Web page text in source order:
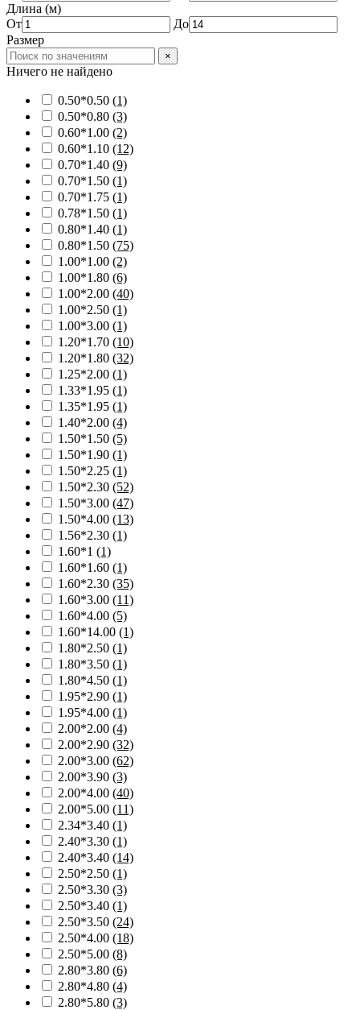
Длина (м)
От
До
Размер
×
Ничего не найдено
0.50*0.50 (1)
0.50*0.80 (3)
0.60*1.00 (2)
0.60*1.10 (12)
0.70*1.40 (9)
0.70*1.50 (1)
0.70*1.75 (1)
0.78*1.50 (1)
0.80*1.40 (1)
0.80*1.50 (75)
1.00*1.00 (2)
1.00*1.80 (6)
1.00*2.00 (40)
1.00*2.50 (1)
1.00*3.00 (1)
1.20*1.70 (10)
1.20*1.80 (32)
1.25*2.00 (1)
1.33*1.95 (1)
1.35*1.95 (1)
1.40*2.00 (4)
1.50*1.50 (5)
1.50*1.90 (1)
1.50*2.25 (1)
1.50*2.30 (52)
1.50*3.00 (47)
1.50*4.00 (13)
1.56*2.30 (1)
1.60*1 (1)
1.60*1.60 (1)
1.60*2.30 (35)
1.60*3.00 (11)
1.60*4.00 (5)
1.60*14.00 (1)
1.80*2.50 (1)
1.80*3.50 (1)
1.80*4.50 (1)
1.95*2.90 (1)
1.95*4.00 (1)
2.00*2.00 (4)
2.00*2.90 (32)
2.00*3.00 (62)
2.00*3.90 (3)
2.00*4.00 (40)
2.00*5.00 (11)
2.34*3.40 (1)
2.40*3.30 (1)
2.40*3.40 (14)
2.50*2.50 (1)
2.50*3.30 (3)
2.50*3.40 (1)
2.50*3.50 (24)
2.50*4.00 (18)
2.50*5.00 (8)
2.80*3.80 (6)
2.80*4.80 (4)
2.80*5.80 (3)